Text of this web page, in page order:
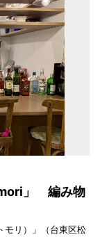
」 編み物
モリ）」（台東区松